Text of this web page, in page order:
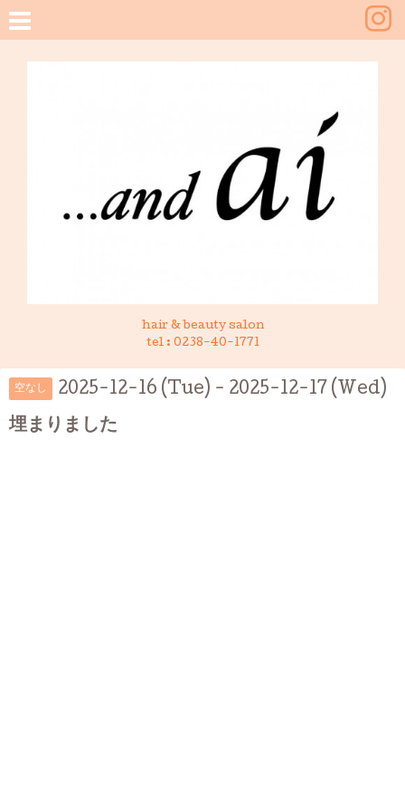
hair & beauty salon
tel : 0238-40-1771
空なし 2025-12-16 (Tue) - 2025-12-17 (Wed)
埋まりました